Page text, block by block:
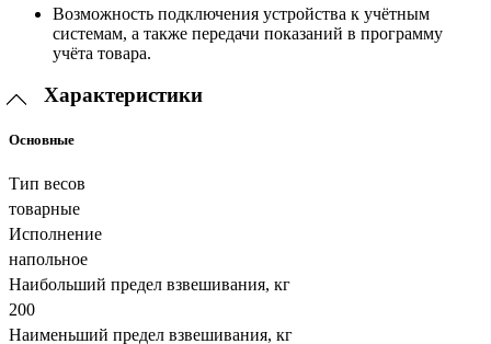
Возможность подключения устройства к учётным
системам, а также передачи показаний в программу
учёта товара.
Характеристики
Основные
Тип весов
товарные
Исполнение
напольное
Наибольший предел взвешивания, кг
200
Наименьший предел взвешивания, кг